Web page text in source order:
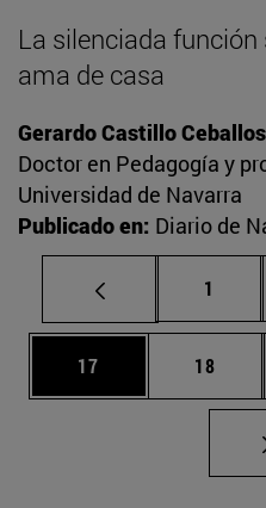
La silenciada
ama de casa
Gerardo Castillo Ceballos
Doctor en Pedagogía y
Universidad de Navarra
Publicado en: Diario de
Página
1
Página
17 Página
18